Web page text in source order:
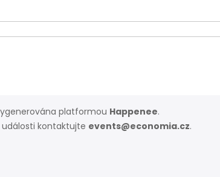
platformou Happenee.
kontaktujte events@economia.cz.